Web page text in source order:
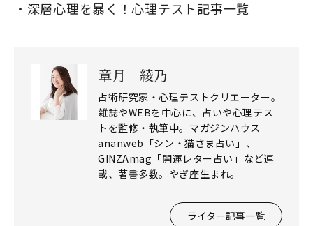
深層心理を暴く！心理テスト記事一覧
章月 綾乃
占術研究家・心理テストクリエーター。
雑誌やWEBを中心に、占いや心理テス
トを監修・執筆中。マガジンハウス
ananweb「シン・猫さま占い」、
GINZAmag「開運レター占い」など連
載、著書多数。やぎ座生まれ。
ライター記事一覧
閉じる